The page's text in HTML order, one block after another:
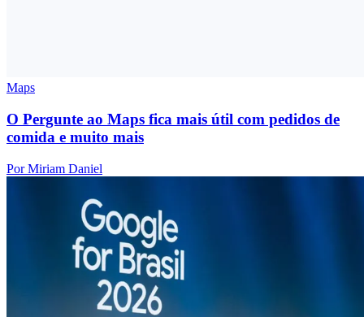
Maps
O Pergunte ao Maps fica mais útil com pedidos de
comida e muito mais
Por Miriam Daniel